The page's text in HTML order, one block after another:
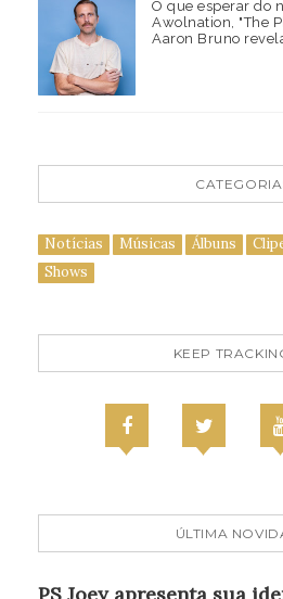
O que esperar do
Awolnation, "The
Aaron Bruno
Notícias Músicas Álbuns
Shows
KEEP
ÚLTIMA
PS Joey apresenta sua